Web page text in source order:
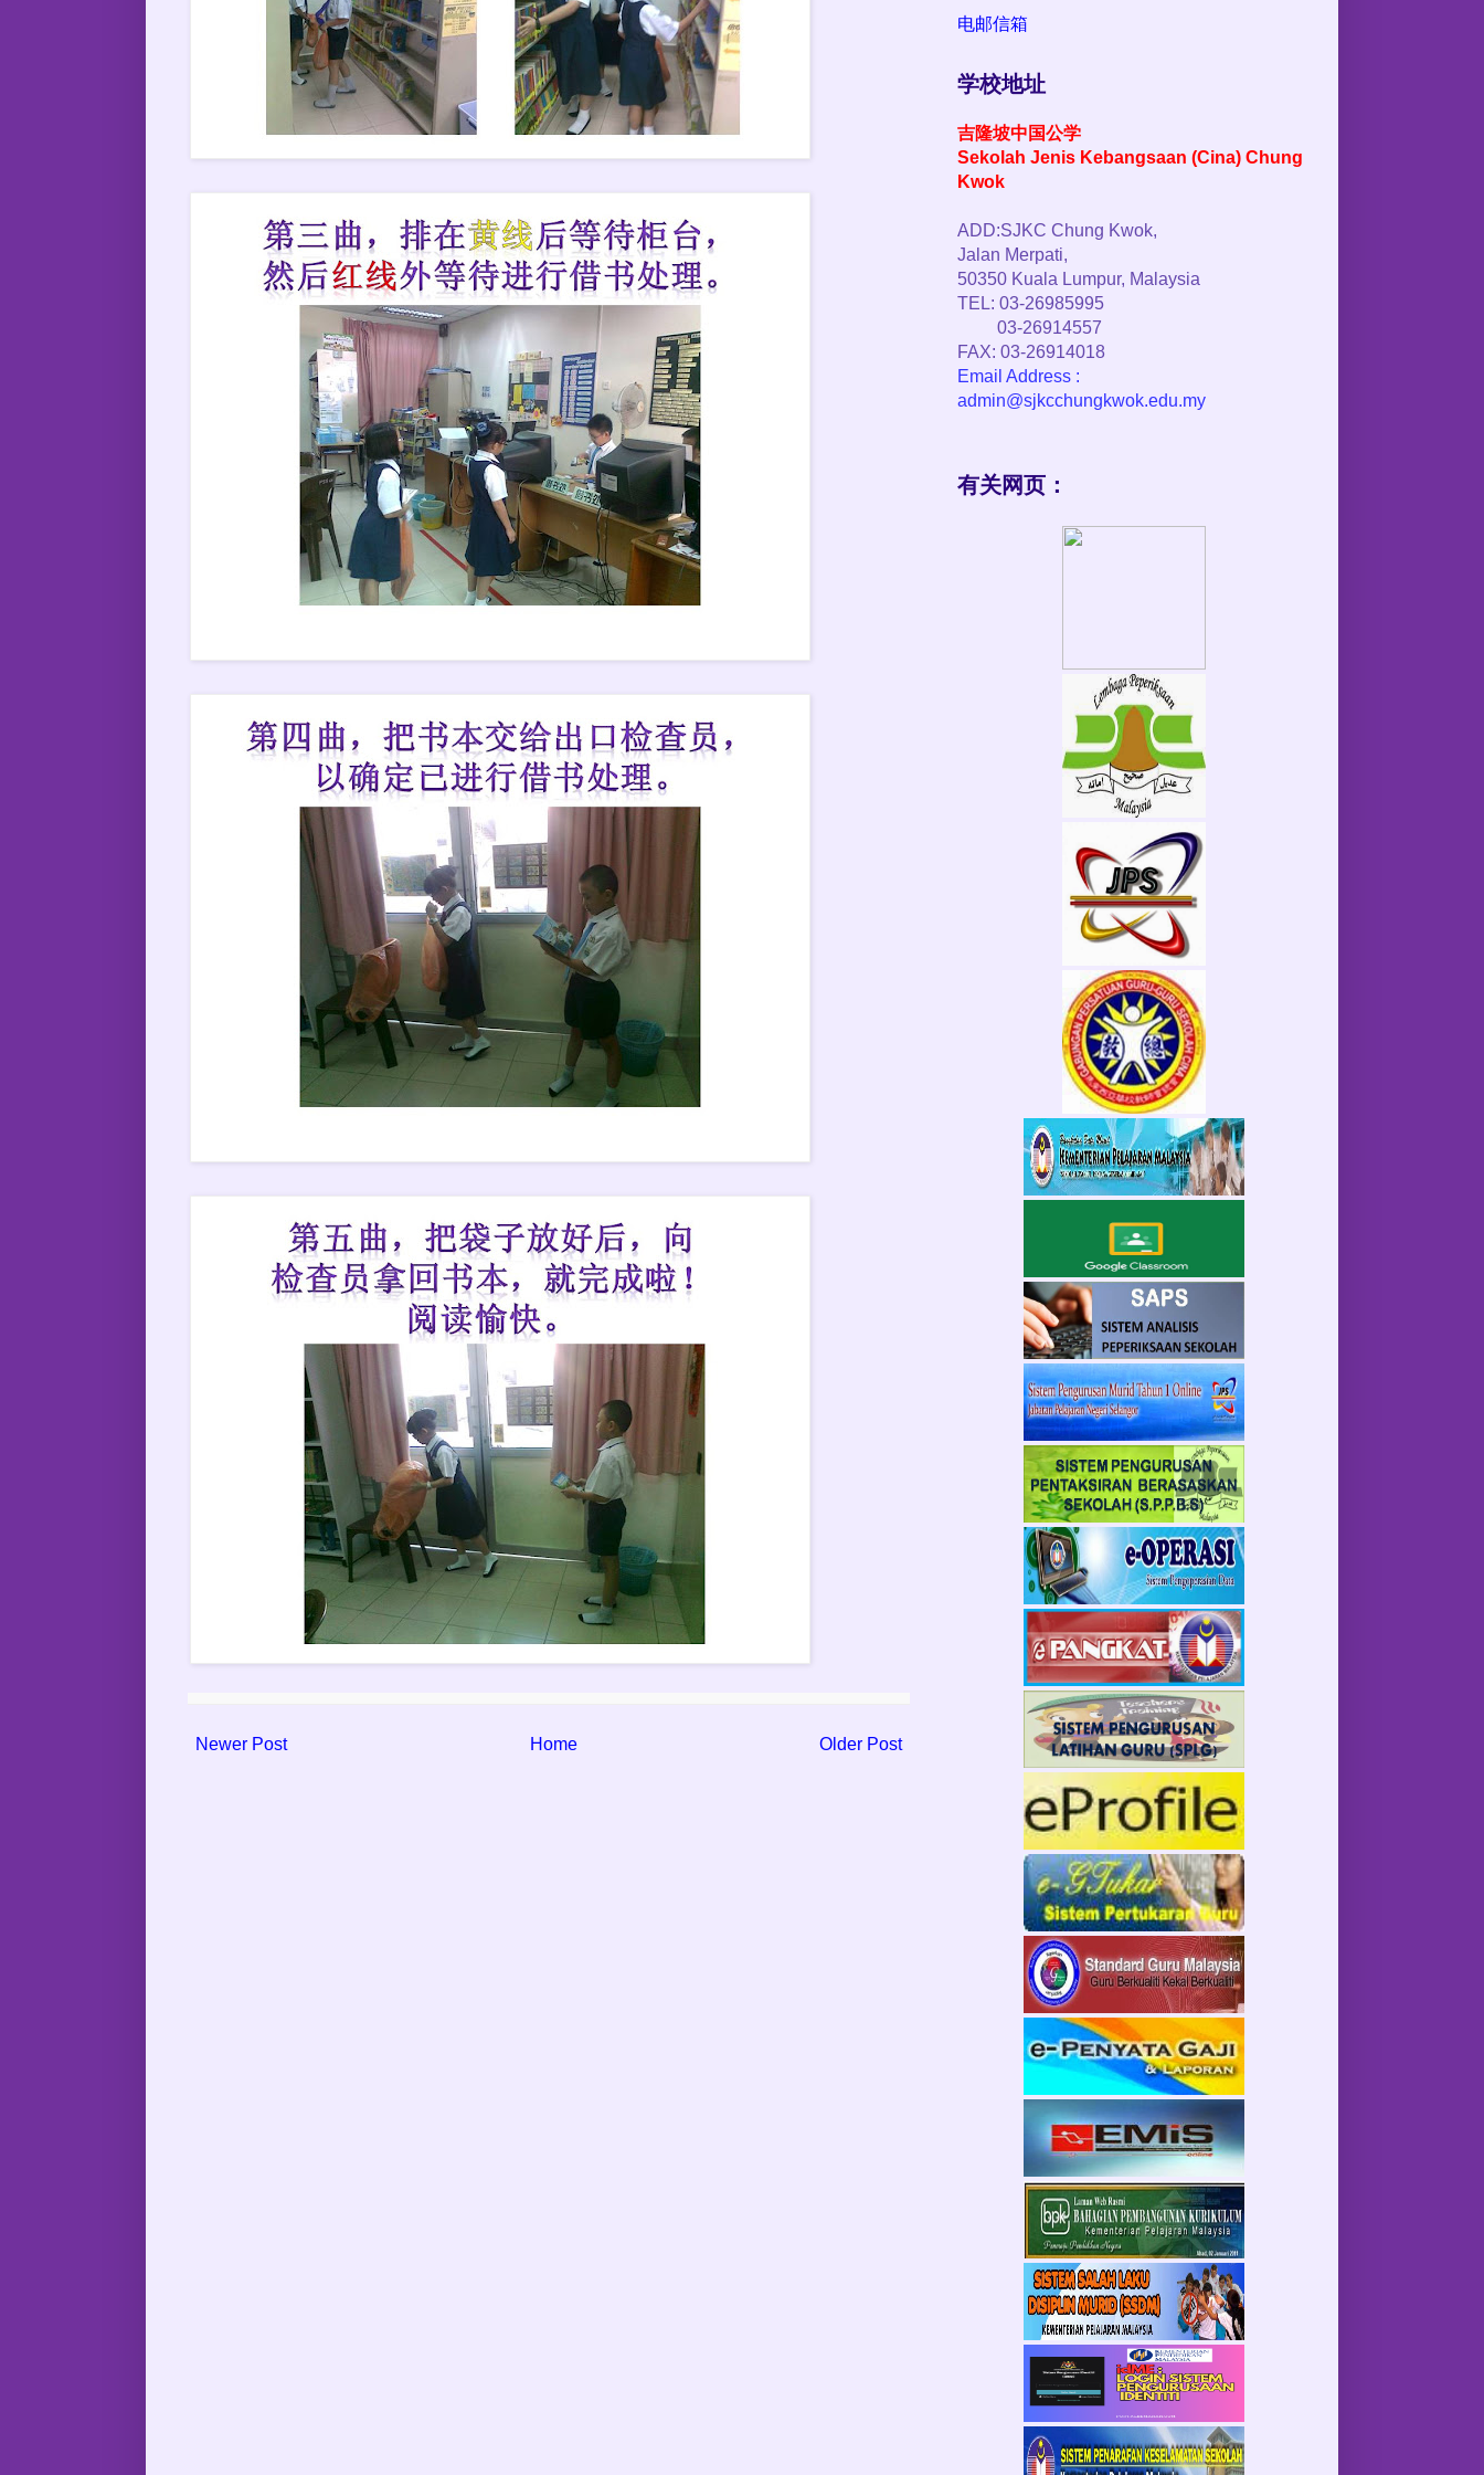
Newer Post Older Post
Home
电邮信箱
学校地址
吉隆坡中国公学
Sekolah Jenis Kebangsaan (Cina) Chung
Kwok
ADD:SJKC Chung Kwok,
Jalan Merpati,
50350 Kuala Lumpur, Malaysia
TEL: 03-26985995
03-26914557
FAX: 03-26914018
Email Address :
admin@sjkcchungkwok.edu.my
有关网页：